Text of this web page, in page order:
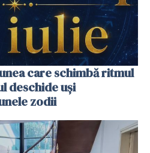
care schimbă ritmul
deschide uși
zodii